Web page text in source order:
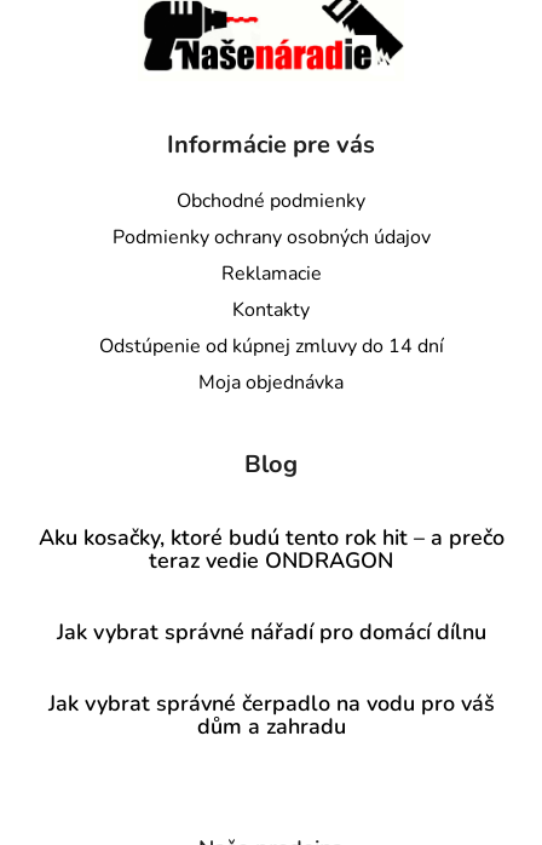
Informácie pre vás
Obchodné podmienky
Podmienky ochrany osobných údajov
Reklamacie
Kontakty
Odstúpenie od kúpnej zmluvy do 14 dní
Moja objednávka
Blog
Aku kosačky, ktoré budú tento rok hit – a prečo
teraz vedie ONDRAGON
Jak vybrat správné nářadí pro domácí dílnu
Jak vybrat správné čerpadlo na vodu pro váš
dům a zahradu